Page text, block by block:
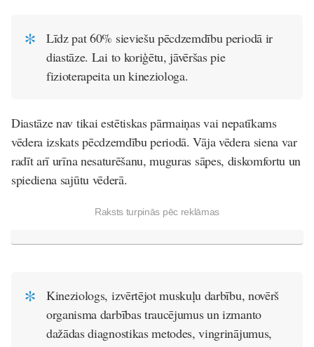
Līdz pat 60% sieviešu pēcdzemdību periodā ir
diastāze. Lai to koriģētu, jāvēršas pie
fizioterapeita un kineziologa.
Diastāze nav tikai estētiskas pārmaiņas vai nepatīkams
vēdera izskats pēcdzemdību periodā. Vāja vēdera siena var
radīt arī urīna nesaturēšanu, muguras sāpes, diskomfortu un
spiediena sajūtu vēderā.
Raksts turpinās pēc reklāmas
Kineziologs, izvērtējot muskuļu darbību, novērš
organisma darbības traucējumus un izmanto
dažādas diagnostikas metodes, vingrinājumus,